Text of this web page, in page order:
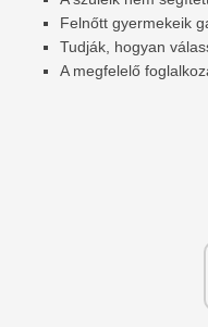
Felnőtt gyermekeik
Tudják, hogyan
A megfelelő